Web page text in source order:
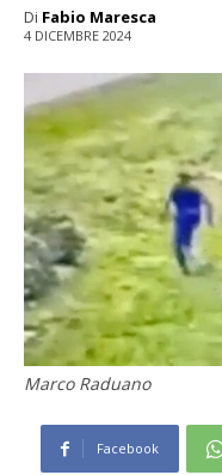
Di Fabio Maresca
4 DICEMBRE 2024
Marco Raduano
Facebook